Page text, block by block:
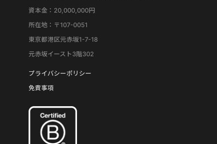
資本金：20,000,000円
所在地：〒107-0051
東京都港区元赤坂1-7-18
元赤坂イースト3階302
プライバシーポリシー
免責事項